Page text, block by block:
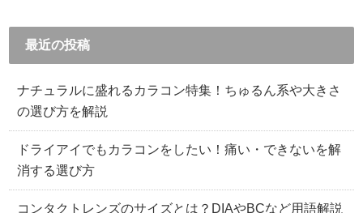
最近の投稿
ナチュラルに盛れるカラコン特集！ちゅるん系や大きさ
の選び方を解説
ドライアイでもカラコンをしたい！痛い・できないを解
消する選び方
コンタクトレンズのサイズとは？DIAやBCなど用語解説